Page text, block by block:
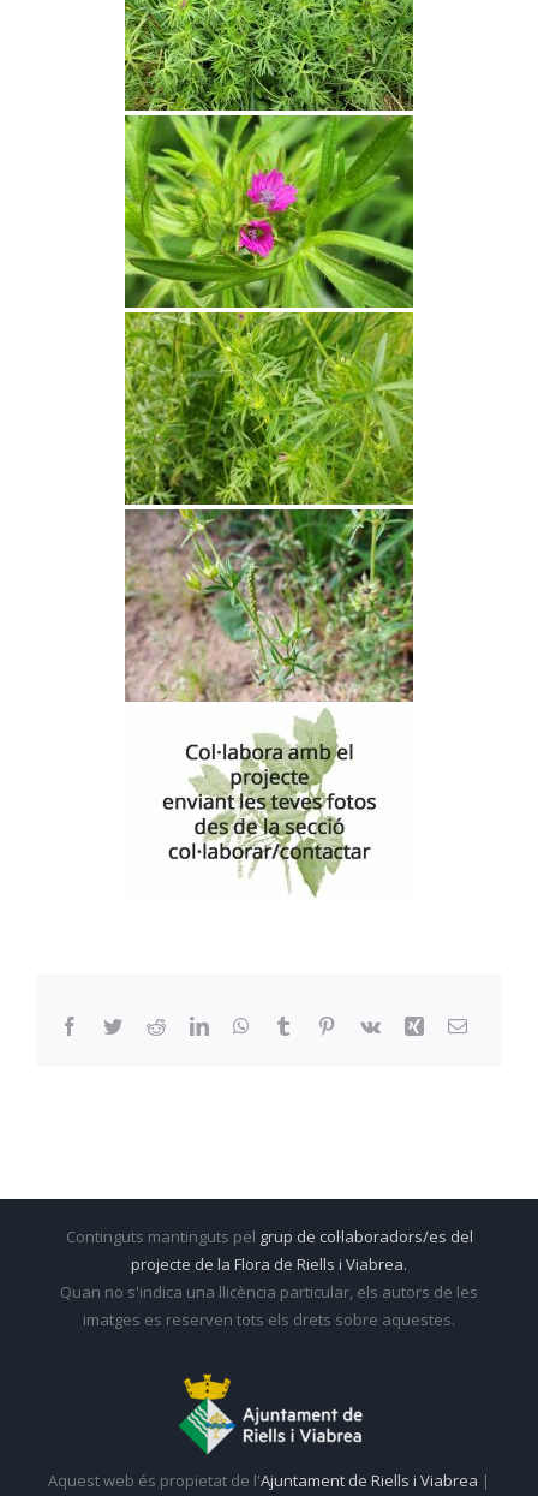
Facebook
TwitterRedditLinkedInWhatsApp
Tumblr Pinterest
Vk Xing Email:
Continguts mantinguts pel grup de col·laboradors/es del
projecte de la Flora de Riells i Viabrea.
Quan no s'indica una llicència particular, els autors de les
imatges es reserven tots els drets sobre aquestes.
Aquest web és propietat de l'Ajuntament de Riells i Viabrea |